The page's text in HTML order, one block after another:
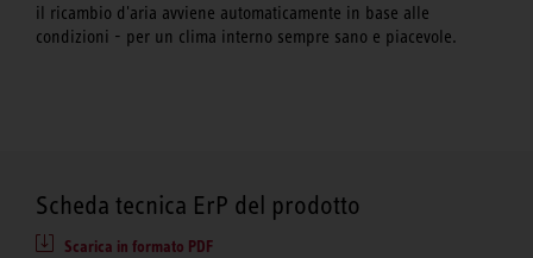
il ricambio d'aria avviene automaticamente in base alle
condizioni - per un clima interno sempre sano e piacevole.
Scheda tecnica ErP del prodotto
Scarica in formato PDF